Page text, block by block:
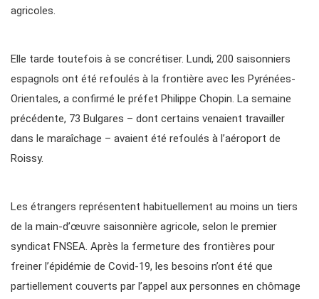
agricoles.
Elle tarde toutefois à se concrétiser. Lundi, 200 saisonniers
espagnols ont été refoulés à la frontière avec les Pyrénées-
Orientales, a confirmé le préfet Philippe Chopin. La semaine
précédente, 73 Bulgares – dont certains venaient travailler
dans le maraîchage – avaient été refoulés à l’aéroport de
Roissy.
Les étrangers représentent habituellement au moins un tiers
de la main-d’œuvre saisonnière agricole, selon le premier
syndicat FNSEA. Après la fermeture des frontières pour
freiner l’épidémie de Covid-19, les besoins n’ont été que
partiellement couverts par l’appel aux personnes en chômage